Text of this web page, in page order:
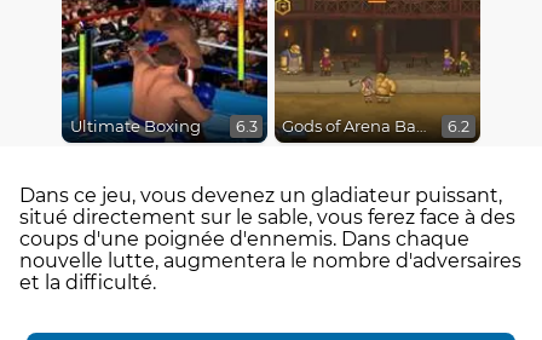
Ultimate Boxing 6.3 Gods of Arena Battles 6.2
Dans ce jeu, vous devenez un gladiateur puissant,
situé directement sur le sable, vous ferez face à des
coups d'une poignée d'ennemis. Dans chaque
nouvelle lutte, augmentera le nombre d'adversaires
et la difficulté.